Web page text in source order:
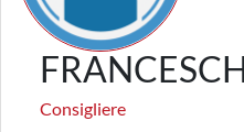
Consigliere